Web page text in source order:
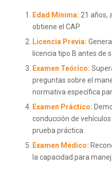
Edad Mínima: 21 años,
obtiene el CAP.
Licencia Previa:
licencia tipo B antes de
Examen Teórico:
preguntas sobre el
normativa específica
Examen Práctico:
conducción de
prueba práctica.
Examen Médico:
la capacidad para